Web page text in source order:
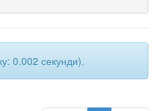
0.002 секунди).